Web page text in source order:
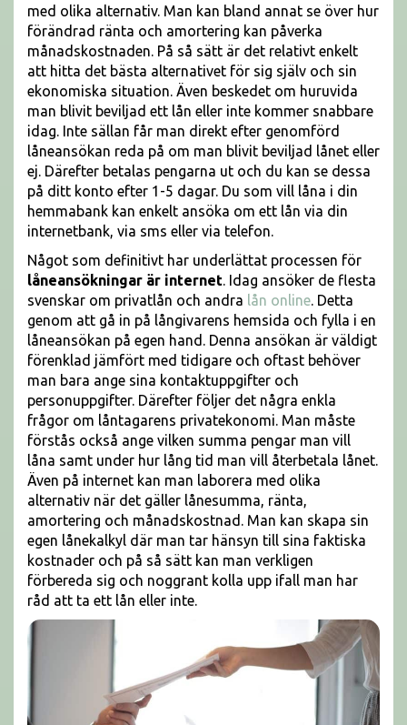
med olika alternativ. Man kan bland annat se över hur
förändrad ränta och amortering kan påverka
månadskostnaden. På så sätt är det relativt enkelt
att hitta det bästa alternativet för sig själv och sin
ekonomiska situation. Även beskedet om huruvida
man blivit beviljad ett lån eller inte kommer snabbare
idag. Inte sällan får man direkt efter genomförd
låneansökan reda på om man blivit beviljad lånet eller
ej. Därefter betalas pengarna ut och du kan se dessa
på ditt konto efter 1-5 dagar. Du som vill låna i din
hemmabank kan enkelt ansöka om ett lån via din
internetbank, via sms eller via telefon.
Något som definitivt har underlättat processen för
låneansökningar är internet. Idag ansöker de flesta
svenskar om privatlån och andra lån online. Detta
genom att gå in på långivarens hemsida och fylla i en
låneansökan på egen hand. Denna ansökan är väldigt
förenklad jämfört med tidigare och oftast behöver
man bara ange sina kontaktuppgifter och
personuppgifter. Därefter följer det några enkla
frågor om låntagarens privatekonomi. Man måste
förstås också ange vilken summa pengar man vill
låna samt under hur lång tid man vill återbetala lånet.
Även på internet kan man laborera med olika
alternativ när det gäller lånesumma, ränta,
amortering och månadskostnad. Man kan skapa sin
egen lånekalkyl där man tar hänsyn till sina faktiska
kostnader och på så sätt kan man verkligen
förbereda sig och noggrant kolla upp ifall man har
råd att ta ett lån eller inte.